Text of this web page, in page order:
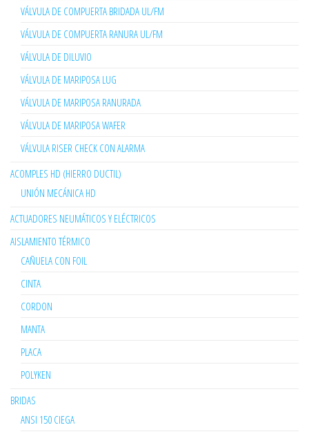
VÁLVULA DE COMPUERTA BRIDADA UL/FM
VÁLVULA DE COMPUERTA RANURA UL/FM
VÁLVULA DE DILUVIO
VÁLVULA DE MARIPOSA LUG
VÁLVULA DE MARIPOSA RANURADA
VÁLVULA DE MARIPOSA WAFER
VÁLVULA RISER CHECK CON ALARMA
ACOMPLES HD (HIERRO DUCTIL)
UNIÓN MECÁNICA HD
ACTUADORES NEUMÁTICOS Y ELÉCTRICOS
AISLAMIENTO TÉRMICO
CAÑUELA CON FOIL
CINTA
CORDON
MANTA
PLACA
POLYKEN
BRIDAS
ANSI 150 CIEGA